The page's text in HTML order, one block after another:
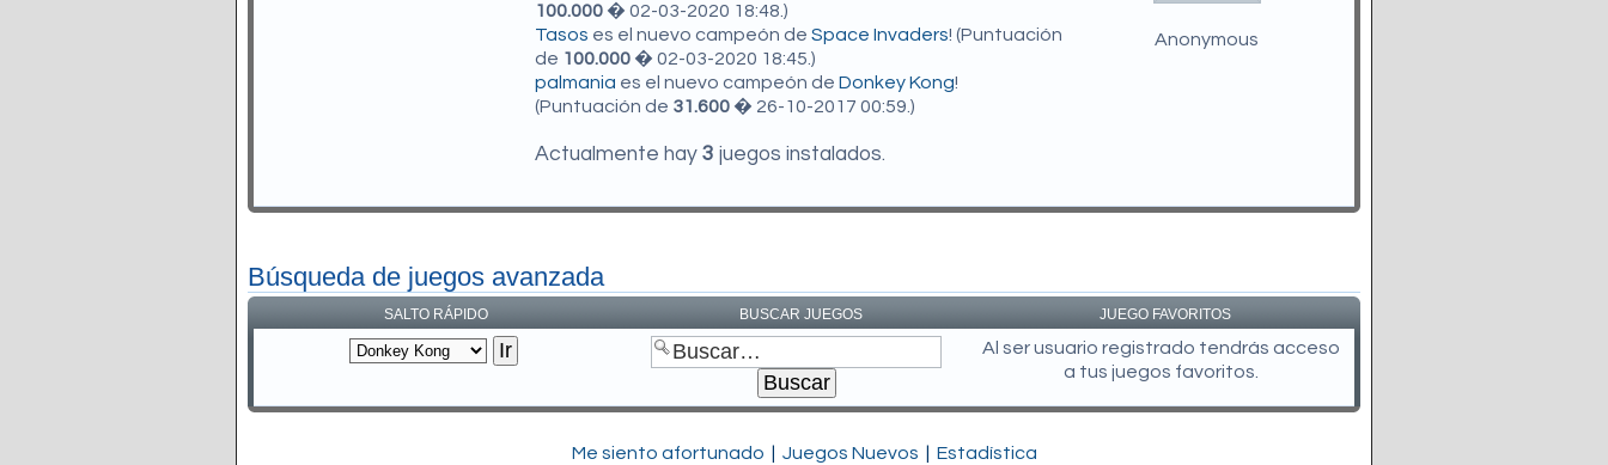
100.000 � 02-03-2020 18:48.)
Tasos es el nuevo campeón de Space Invaders! (Puntuación
de 100.000 � 02-03-2020 18:45.)
palmania es el nuevo campeón de Donkey Kong!
(Puntuación de 31.600 � 26-10-2017 00:59.)
Actualmente hay 3 juegos instalados.
Anonymous
Búsqueda de juegos avanzada
SALTO RÁPIDO BUSCAR JUEGOS JUEGO FAVORITOS
Al ser usuario registrado tendrás acceso
a tus juegos favoritos.
Me siento afortunado Juegos Nuevos Estadística